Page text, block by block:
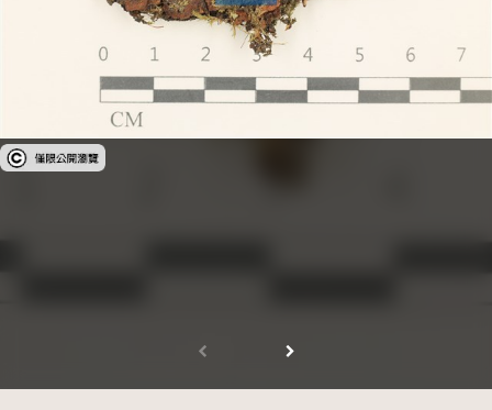
受著作權法保護-僅限於本平台有限度公開瀏覽